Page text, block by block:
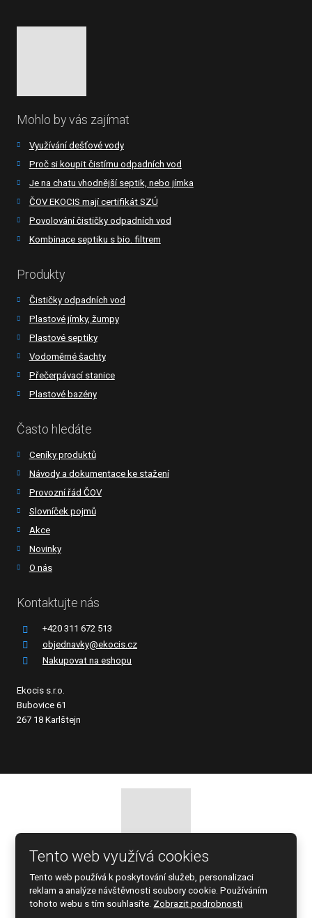
Mohlo by vás zajímat
Využívání dešťové vody
Proč si koupit čistírnu odpadních vod
Je na chatu vhodnější septik, nebo jímka
ČOV EKOCIS mají certifikát SZÚ
Povolování čističky odpadních vod
Kombinace septiku s bio. filtrem
Produkty
Čističky odpadních vod
Plastové jímky, žumpy
Plastové septiky
Vodoměrné šachty
Přečerpávací stanice
Plastové bazény
Často hledáte
Ceníky produktů
Návody a dokumentace ke stažení
Provozní řád ČOV
Slovníček pojmů
Akce
Novinky
O nás
Kontaktujte nás
+420 311 672 513
objednavky@ekocis.cz
Nakupovat na eshopu
Ekocis s.r.o.
Bubovice 61
267 18 Karlštejn
© 2026 EKOCIS, spol. s r.o., vytvořila eBRÁNA s.r.o.
Mapa stránek
Podmínky použití
Tento web využívá cookies
Tento web používá k poskytování služeb, personalizaci
reklam a analýze návštěvnosti soubory cookie. Používáním
tohoto webu s tím souhlasíte. Zobrazit podrobnosti